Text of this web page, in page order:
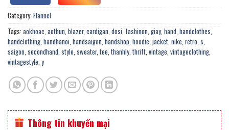
Category: Flannel
Tags: aokhoac, aothun, blazer, cardigan, dosi, fashinon, giay, hand, handclothes,
handclothing, handhanoi, handsaigon, handshop, hoodie, jacket, nike, retro, s,
saigon, secondhand, style, sweater, tee, thanhly, thrift, vintage, vintageclothing,
vintagestyle, y
Thông tin khuyến mại